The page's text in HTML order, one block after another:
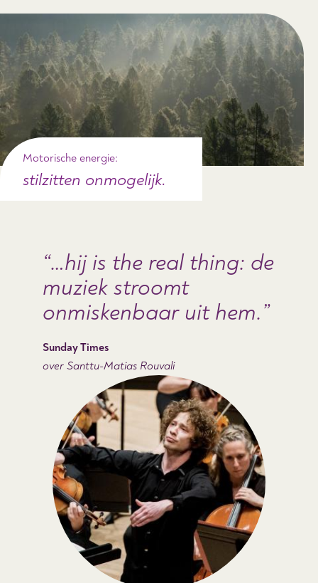
Motorische energie:
stilzitten onmogelijk.
…hij is the real thing: de
muziek stroomt
onmiskenbaar uit hem.
Sunday Times
over Santtu-Matias Rouvali